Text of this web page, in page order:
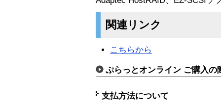
関連リンク
こちらから
ぷらっとオンライン ご購入の
支払方法について